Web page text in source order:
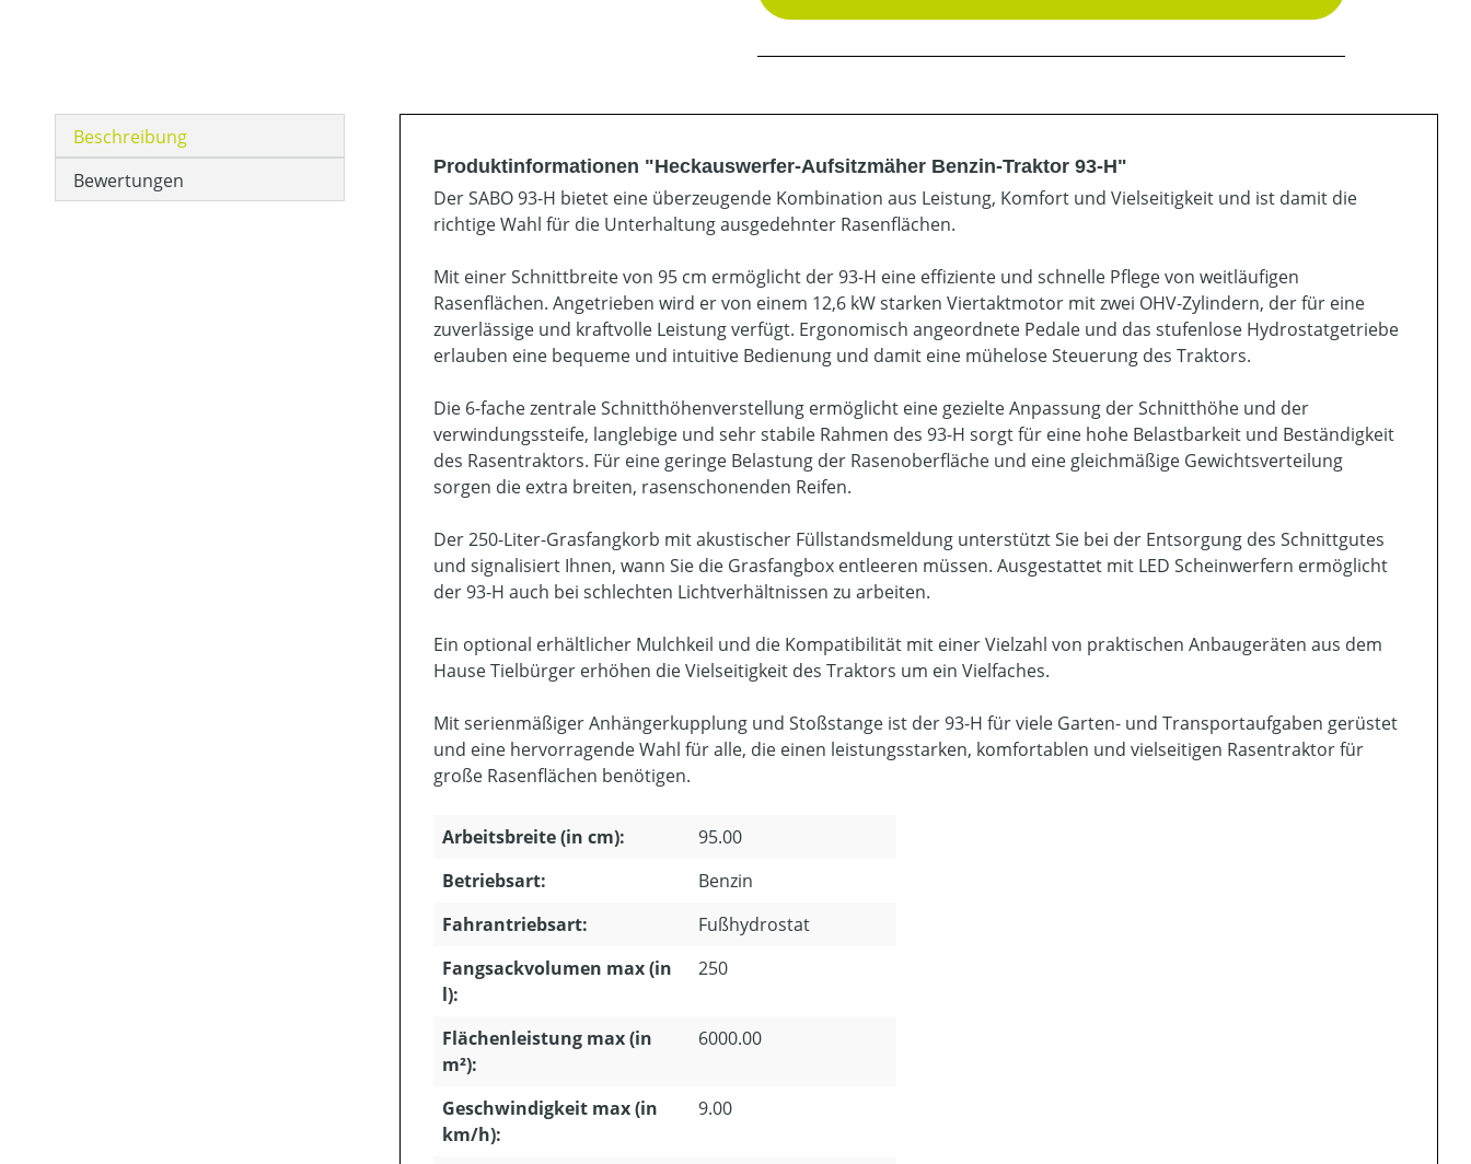
Beschreibung
Bewertungen
Produktinformationen "Heckauswerfer-Aufsitzmäher Benzin-Traktor 93-H"
Der SABO 93-H bietet eine überzeugende Kombination aus Leistung, Komfort und Vielseitigkeit und ist damit die
richtige Wahl für die Unterhaltung ausgedehnter Rasenflächen.
Mit einer Schnittbreite von 95 cm ermöglicht der 93-H eine effiziente und schnelle Pflege von weitläufigen
Rasenflächen. Angetrieben wird er von einem 12,6 kW starken Viertaktmotor mit zwei OHV-Zylindern, der für eine
zuverlässige und kraftvolle Leistung verfügt. Ergonomisch angeordnete Pedale und das stufenlose Hydrostatgetriebe
erlauben eine bequeme und intuitive Bedienung und damit eine mühelose Steuerung des Traktors.
Die 6-fache zentrale Schnitthöhenverstellung ermöglicht eine gezielte Anpassung der Schnitthöhe und der
verwindungssteife, langlebige und sehr stabile Rahmen des 93-H sorgt für eine hohe Belastbarkeit und Beständigkeit
des Rasentraktors. Für eine geringe Belastung der Rasenoberfläche und eine gleichmäßige Gewichtsverteilung
sorgen die extra breiten, rasenschonenden Reifen.
Der 250-Liter-Grasfangkorb mit akustischer Füllstandsmeldung unterstützt Sie bei der Entsorgung des Schnittgutes
und signalisiert Ihnen, wann Sie die Grasfangbox entleeren müssen. Ausgestattet mit LED Scheinwerfern ermöglicht
der 93-H auch bei schlechten Lichtverhältnissen zu arbeiten.
Ein optional erhältlicher Mulchkeil und die Kompatibilität mit einer Vielzahl von praktischen Anbaugeräten aus dem
Hause Tielbürger erhöhen die Vielseitigkeit des Traktors um ein Vielfaches.
Mit serienmäßiger Anhängerkupplung und Stoßstange ist der 93-H für viele Garten- und Transportaufgaben gerüstet
und eine hervorragende Wahl für alle, die einen leistungsstarken, komfortablen und vielseitigen Rasentraktor für
große Rasenflächen benötigen.
Arbeitsbreite (in cm):
95.00
Betriebsart:
Benzin
Fahrantriebsart:
Fußhydrostat
Fangsackvolumen max (in
l):
250
Flächenleistung max (in
m²):
6000.00
Geschwindigkeit max (in
km/h):
9.00